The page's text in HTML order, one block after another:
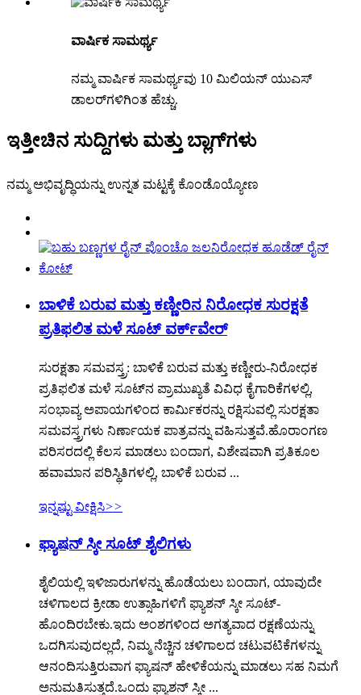
ವಾರ್ಷಿಕ ಸಾಮರ್ಥ್ಯ
ನಮ್ಮ ವಾರ್ಷಿಕ ಸಾಮರ್ಥ್ಯವು 10 ಮಿಲಿಯನ್ ಯುಎಸ್
ಡಾಲರ್‌ಗಳಿಗಿಂತ ಹೆಚ್ಚು.
ಇತ್ತೀಚಿನ ಸುದ್ದಿಗಳು ಮತ್ತು ಬ್ಲಾಗ್‌ಗಳು
ನಮ್ಮ ಅಭಿವೃದ್ಧಿಯನ್ನು ಉನ್ನತ ಮಟ್ಟಕ್ಕೆ ಕೊಂಡೊಯ್ಯೋಣ
ಬಾಳಿಕೆ ಬರುವ ಮತ್ತು ಕಣ್ಣೀರಿನ ನಿರೋಧಕ ಸುರಕ್ಷತೆ
ಪ್ರತಿಫಲಿತ ಮಳೆ ಸೂಟ್ ವರ್ಕ್‌ವೇರ್
ಸುರಕ್ಷತಾ ಸಮವಸ್ತ್ರ: ಬಾಳಿಕೆ ಬರುವ ಮತ್ತು ಕಣ್ಣೀರು-ನಿರೋಧಕ
ಪ್ರತಿಫಲಿತ ಮಳೆ ಸೂಟ್‌ನ ಪ್ರಾಮುಖ್ಯತೆ ವಿವಿಧ ಕೈಗಾರಿಕೆಗಳಲ್ಲಿ,
ಸಂಭಾವ್ಯ ಅಪಾಯಗಳಿಂದ ಕಾರ್ಮಿಕರನ್ನು ರಕ್ಷಿಸುವಲ್ಲಿ ಸುರಕ್ಷತಾ
ಸಮವಸ್ತ್ರಗಳು ನಿರ್ಣಾಯಕ ಪಾತ್ರವನ್ನು ವಹಿಸುತ್ತವೆ.ಹೊರಾಂಗಣ
ಪರಿಸರದಲ್ಲಿ ಕೆಲಸ ಮಾಡಲು ಬಂದಾಗ, ವಿಶೇಷವಾಗಿ ಪ್ರತಿಕೂಲ
ಹವಾಮಾನ ಪರಿಸ್ಥಿತಿಗಳಲ್ಲಿ, ಬಾಳಿಕೆ ಬರುವ ...
ಇನ್ನಷ್ಟು ವೀಕ್ಷಿಸಿ>>
ಫ್ಯಾಷನ್ ಸ್ಕೀ ಸೂಟ್ ಶೈಲಿಗಳು
ಶೈಲಿಯಲ್ಲಿ ಇಳಿಜಾರುಗಳನ್ನು ಹೊಡೆಯಲು ಬಂದಾಗ, ಯಾವುದೇ
ಚಳಿಗಾಲದ ಕ್ರೀಡಾ ಉತ್ಸಾಹಿಗಳಿಗೆ ಫ್ಯಾಶನ್ ಸ್ಕೀ ಸೂಟ್-
ಹೊಂದಿರಬೇಕು.ಇದು ಅಂಶಗಳಿಂದ ಅಗತ್ಯವಾದ ರಕ್ಷಣೆಯನ್ನು
ಒದಗಿಸುವುದಲ್ಲದೆ, ನಿಮ್ಮ ನೆಚ್ಚಿನ ಚಳಿಗಾಲದ ಚಟುವಟಿಕೆಗಳನ್ನು
ಆನಂದಿಸುತ್ತಿರುವಾಗ ಫ್ಯಾಷನ್ ಹೇಳಿಕೆಯನ್ನು ಮಾಡಲು ಸಹ ನಿಮಗೆ
ಅನುಮತಿಸುತ್ತದೆ.ಒಂದು ಫ್ಯಾಶನ್ ಸ್ಕೀ ...